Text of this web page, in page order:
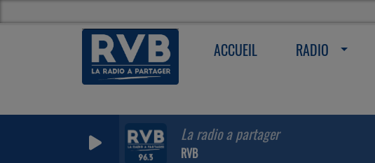
ACCUEIL RADIO
La radio a partager
RVB